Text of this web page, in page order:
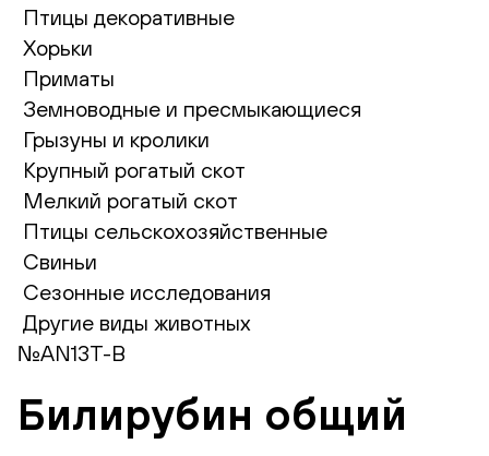
Птицы декоративные
Хорьки
Приматы
Земноводные и пресмыкающиеся
Грызуны и кролики
Крупный рогатый скот
Мелкий рогатый скот
Птицы сельскохозяйственные
Свиньи
Сезонные исследования
Другие виды животных
№AN13T-B
Билирубин общий